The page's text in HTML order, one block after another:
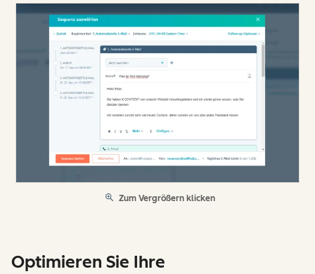
Zum Vergrößern klicken
Optimieren Sie Ihre